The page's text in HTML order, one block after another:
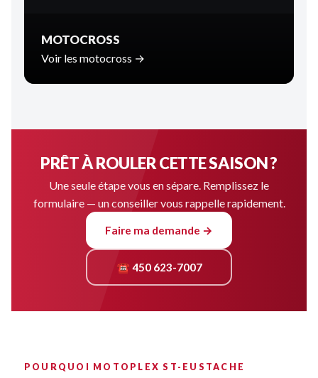
MOTOCROSS
Voir les motocross →
PRÊT À ROULER CETTE SAISON ?
Une seule étape vous en sépare. Remplissez le
formulaire — un conseiller vous rappelle rapidement.
Faire ma demande →
☎ 450 623-7007
POURQUOI MOTOPLEX ST-EUSTACHE